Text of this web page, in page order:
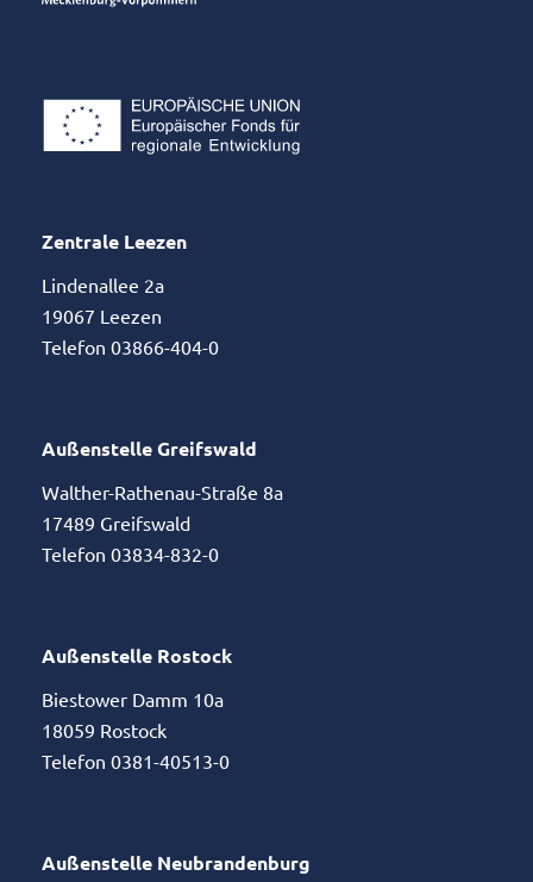
Zentrale Leezen
Lindenallee 2a
19067 Leezen
Telefon 03866-404-0
Außenstelle Greifswald
Walther-Rathenau-Straße 8a
17489 Greifswald
Telefon 03834-832-0
Außenstelle Rostock
Biestower Damm 10a
18059 Rostock
Telefon 0381-40513-0
Außenstelle Neubrandenburg